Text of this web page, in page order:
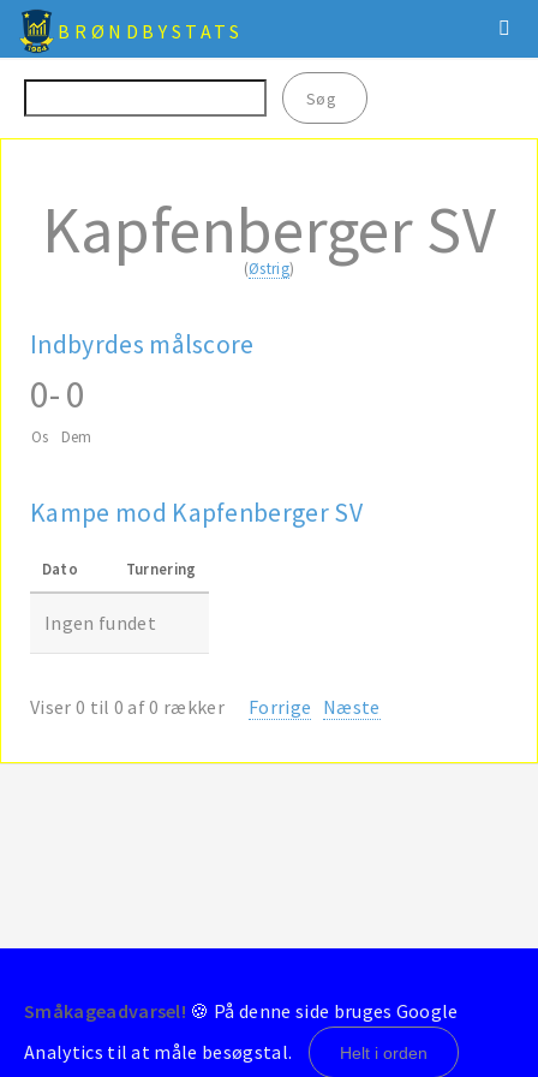
BRØNDBYSTATS
Kapfenberger SV
(Østrig)
Indbyrdes målscore
0
Os
-0
Dem
Kampe mod Kapfenberger SV
Dato Turnering
Ingen fundet
Viser 0 til 0 af 0 rækker Forrige Næste
© 2004-2026 - BrondbyStats
Småkageadvarsel! 🍪 På denne side bruges Google
Analytics til at måle besøgstal.
Helt i orden